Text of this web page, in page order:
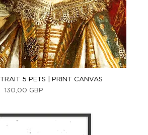
Vista rápida5 PETS | PRINT CANVAS
Precio
130,00 GBP